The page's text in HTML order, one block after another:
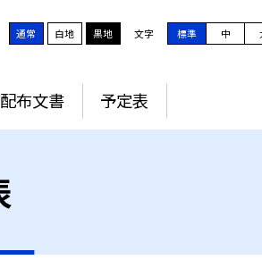
通常 白地 黒地 文字 標準 中
配布文書 予定表